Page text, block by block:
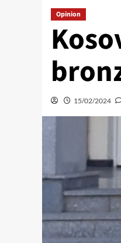
Opinion
15/02/2024